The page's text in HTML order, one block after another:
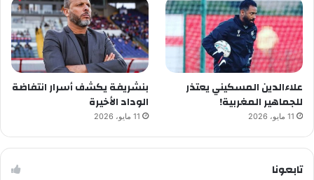
علاءالدين المسكيني يعتذر
للجماهير المغربية!
11 مايو، 2026
بنشريفة يكشف أسرار انتفاضة
الوداد الأخيرة
11 مايو، 2026
تابعونا